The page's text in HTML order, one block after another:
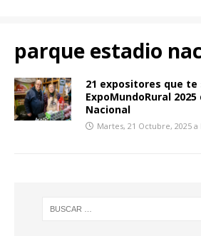
parque estadio
21 expositores que
ExpoMundoRural
Nacional
Martes, 21 Octubre, 2025 a